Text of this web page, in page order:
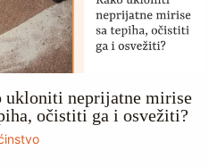
ukloniti neprijatne mirise
očistiti ga i osvežiti?